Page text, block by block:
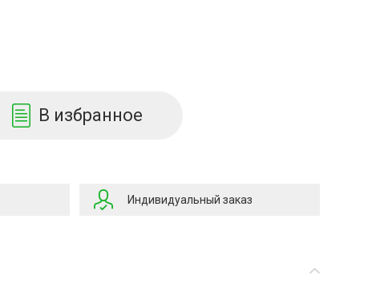
В избранное
Индивидуальный заказ